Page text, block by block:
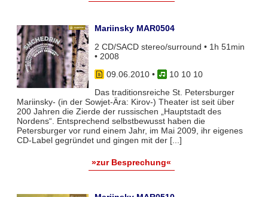
Mariinsky MAR0504
2 CD/SACD stereo/surround • 1h 51min
• 2008
09.06.2010•
10 10 10
Das traditionsreiche St. Petersburger
Mariinsky- (in der Sowjet-Ära: Kirov-) Theater ist seit über
200 Jahren die Zierde der russischen „Hauptstadt des
Nordens“. Entsprechend selbstbewusst haben die
Petersburger vor rund einem Jahr, im Mai 2009, ihr eigenes
CD-Label gegründet und gingen mit der [...]
»zur Besprechung«